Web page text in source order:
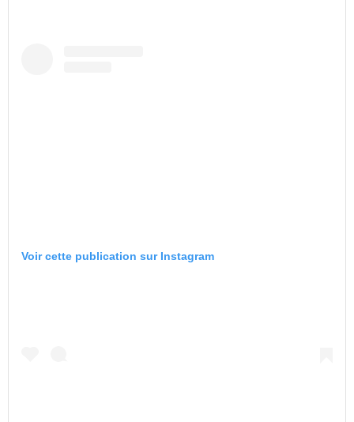
Voir cette publication sur Instagram